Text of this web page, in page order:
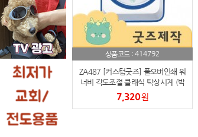
상품코드 : 414792
ZA487 [커스텀굿즈] 풀오버인쇄 워
너비 각도조절 클래식 탁상시계 (박
스제작가능)
7,320원